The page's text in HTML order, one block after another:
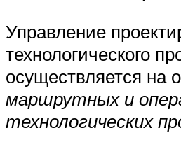
Управление
технологического
осуществляется на
маршрутных и
технологических